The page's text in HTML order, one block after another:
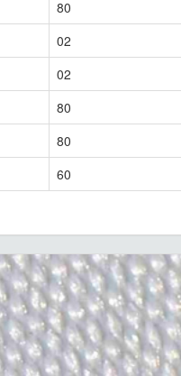
80
02
02
80
80
60